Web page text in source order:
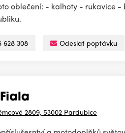
oblečení: - kalhoty - rukavice
628 308 Odeslat poptávku
2809, 53002 Pardubice